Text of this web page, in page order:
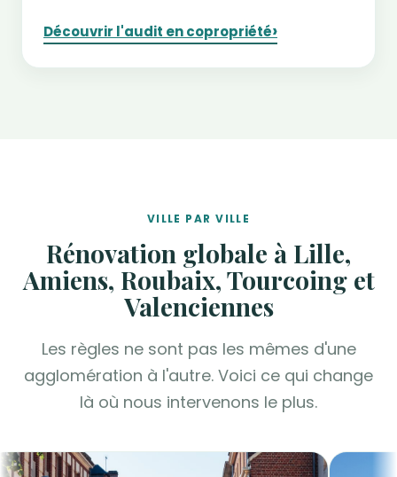
Découvrir l'audit en copropriété›
VILLE PAR VILLE
Rénovation globale à Lille,
Amiens, Roubaix, Tourcoing et
Valenciennes
Les règles ne sont pas les mêmes d'une
agglomération à l'autre. Voici ce qui change
là où nous intervenons le plus.